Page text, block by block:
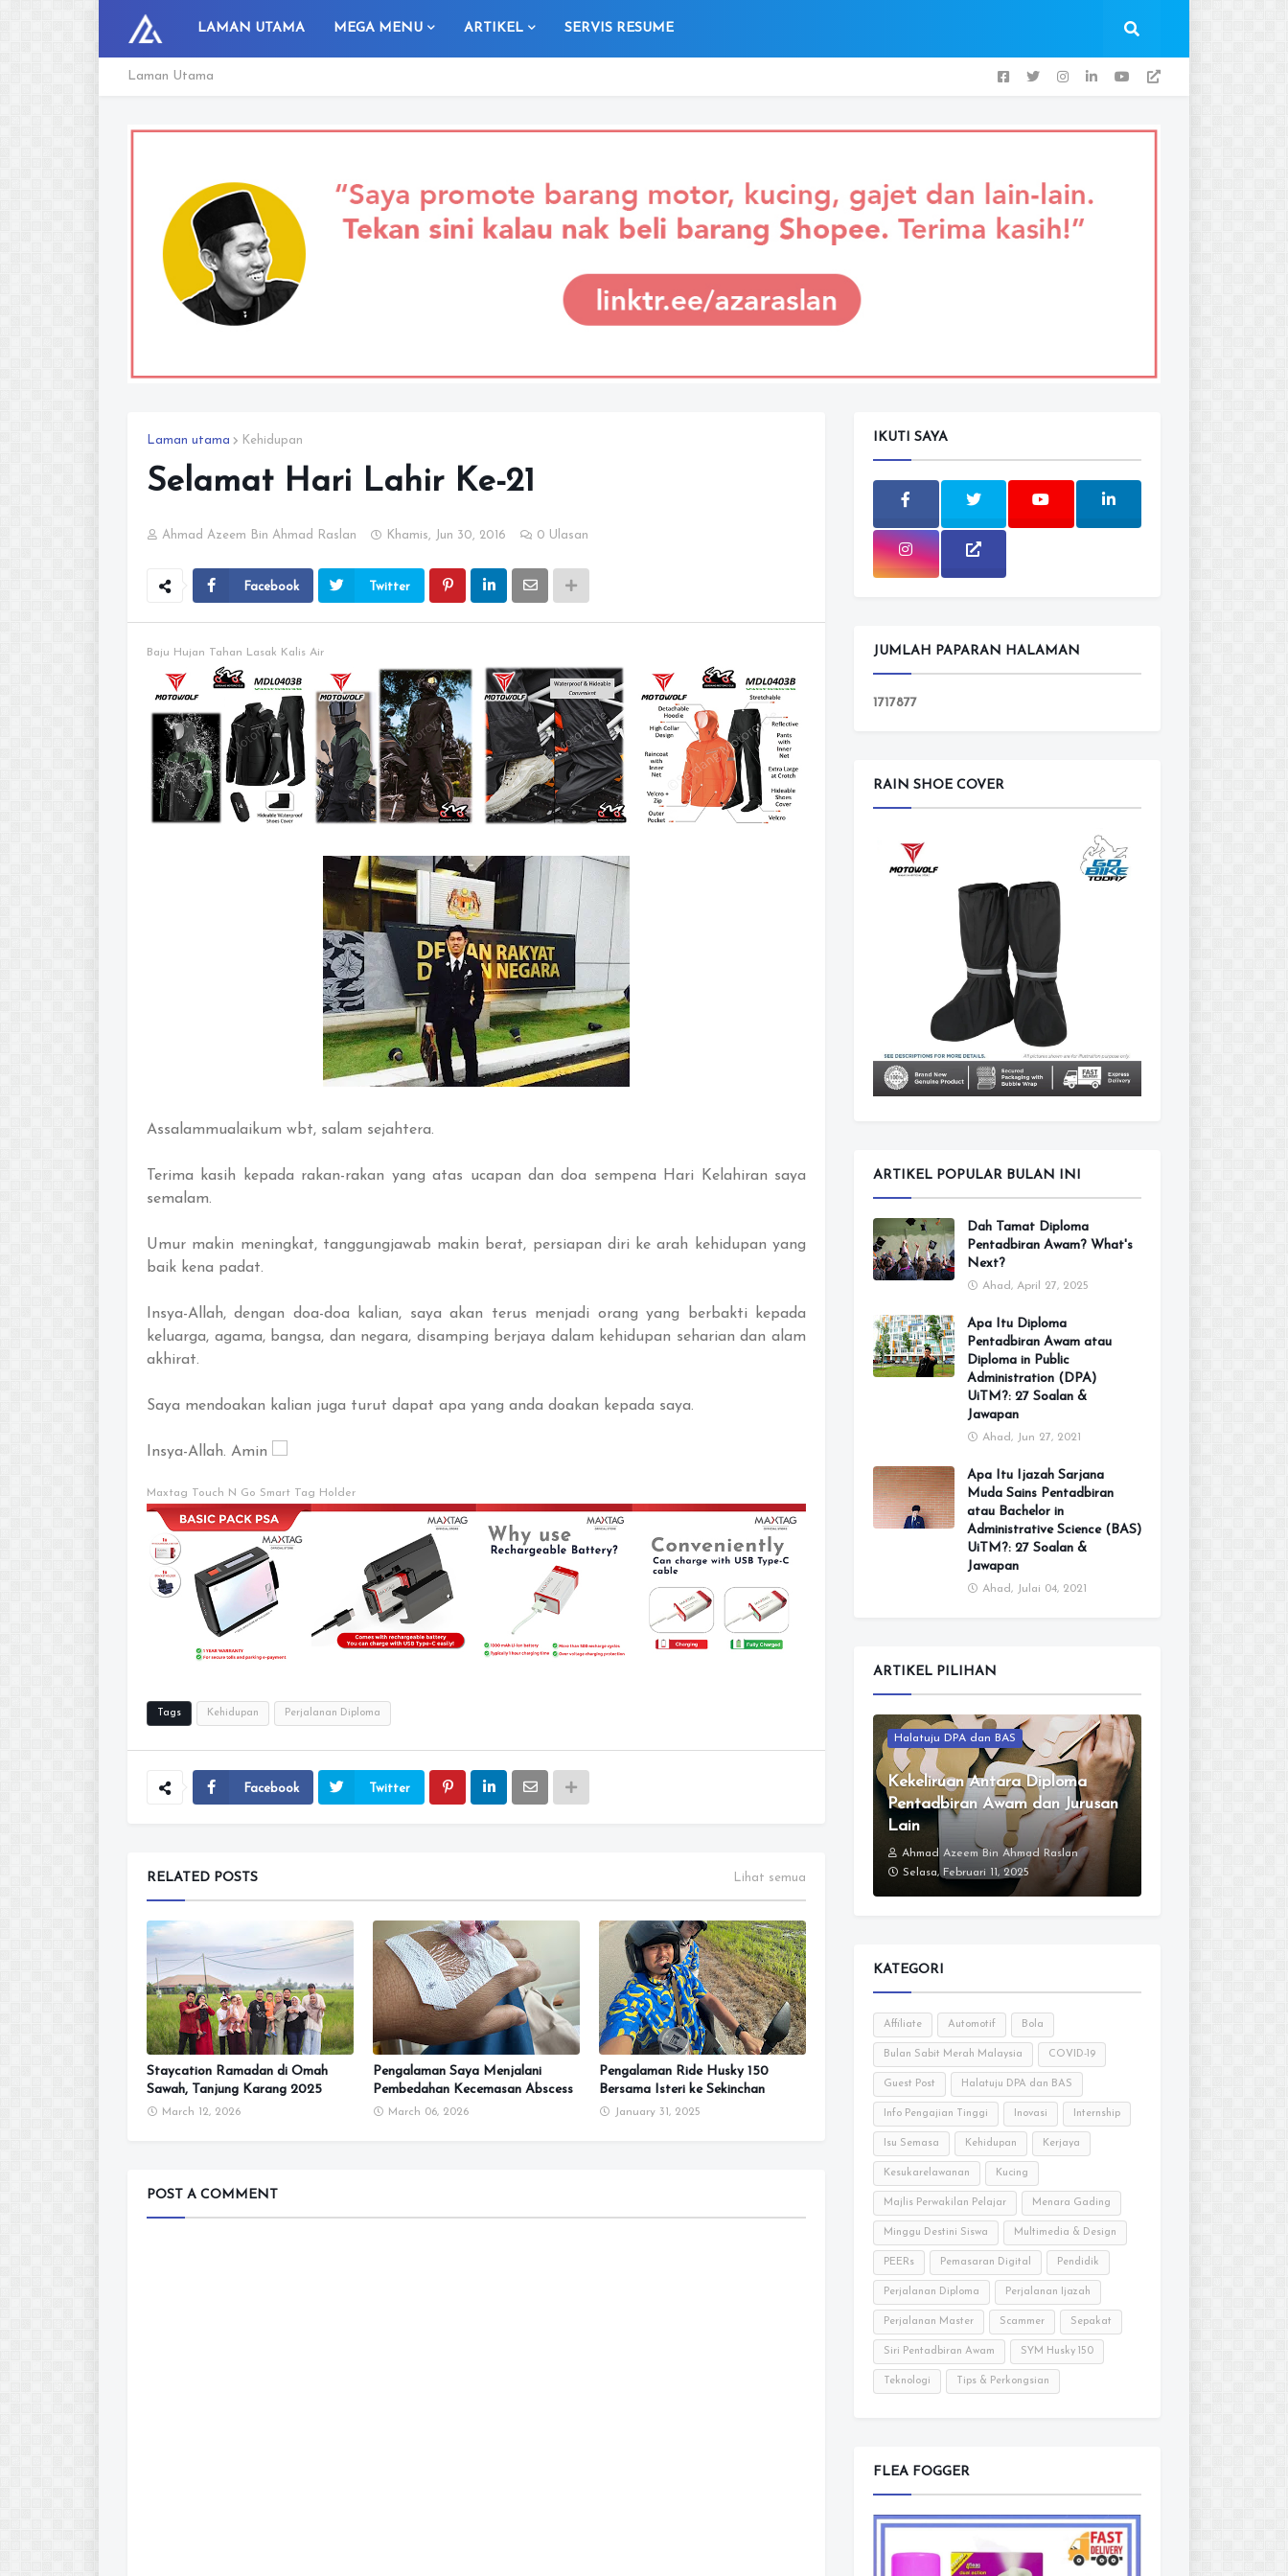
LAMAN UTAMA MEGA MENU ARTIKEL SERVIS RESUME
Laman Utama
Laman utama Kehidupan
Selamat Hari Lahir Ke-21
Ahmad Azeem Bin Ahmad Raslan Khamis, Jun 30, 2016 0 Ulasan
Facebook Twitter
Baju Hujan Tahan Lasak Kalis Air
Assalammualaikum wbt, salam sejahtera.
Terima kasih kepada rakan-rakan yang atas ucapan dan doa sempena Hari Kelahiran saya
semalam.
Umur makin meningkat, tanggungjawab makin berat, persiapan diri ke arah kehidupan yang
baik kena padat.
Insya-Allah, dengan doa-doa kalian, saya akan terus menjadi orang yang berbakti kepada
keluarga, agama, bangsa, dan negara, disamping berjaya dalam kehidupan seharian dan alam
akhirat.
Saya mendoakan kalian juga turut dapat apa yang anda doakan kepada saya.
Insya-Allah. Amin
Maxtag Touch N Go Smart Tag Holder
Tags Kehidupan Perjalanan Diploma
Facebook Twitter
RELATED POSTS Lihat semua
Staycation Ramadan di Omah
Sawah, Tanjung Karang 2025
March 12, 2026
Pengalaman Saya Menjalani
Pembedahan Kecemasan Abscess
March 06, 2026
Pengalaman Ride Husky 150
Bersama Isteri ke Sekinchan
January 31, 2025
POST A COMMENT
IKUTI SAYA
JUMLAH PAPARAN HALAMAN
1717877
RAIN SHOE COVER
ARTIKEL POPULAR BULAN INI
Dah Tamat Diploma
Pentadbiran Awam? What's
Next?
Ahad, April 27, 2025
Apa Itu Diploma
Pentadbiran Awam atau
Diploma in Public
Administration (DPA)
UiTM?: 27 Soalan &
Jawapan
Ahad, Jun 27, 2021
Apa Itu Ijazah Sarjana
Muda Sains Pentadbiran
atau Bachelor in
Administrative Science (BAS)
UiTM?: 27 Soalan &
Jawapan
Ahad, Julai 04, 2021
ARTIKEL PILIHAN
Halatuju DPA dan BAS
Kekeliruan Antara Diploma
Pentadbiran Awam dan Jurusan
Lain
Ahmad Azeem Bin Ahmad Raslan
Selasa, Februari 11, 2025
KATEGORI
Affiliate Automotif Bola
Bulan Sabit Merah Malaysia COVID-19
Guest Post Halatuju DPA dan BAS
Info Pengajian Tinggi Inovasi Internship
Isu Semasa Kehidupan Kerjaya
Kesukarelawanan Kucing
Majlis Perwakilan Pelajar Menara Gading
Minggu Destini Siswa Multimedia & Design
PEERs Pemasaran Digital Pendidik
Perjalanan Diploma Perjalanan Ijazah
Perjalanan Master Scammer Sepakat
Siri Pentadbiran Awam SYM Husky 150
Teknologi Tips & Perkongsian
FLEA FOGGER